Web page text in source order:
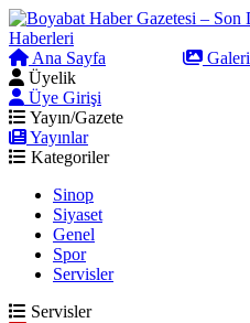
Ana Sayfa Galeri
Üyelik
Üye Girişi
Yayın/Gazete
Yayınlar
Kategoriler
Sinop
Siyaset
Genel
Spor
Servisler
Servisler